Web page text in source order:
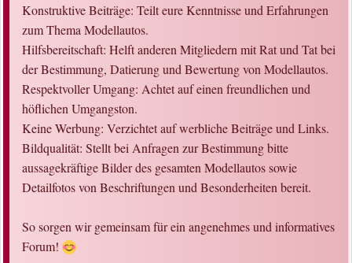
Konstruktive Beiträge: Teilt eure Kenntnisse und Erfahrungen
zum Thema Modellautos.
Hilfsbereitschaft: Helft anderen Mitgliedern mit Rat und Tat bei
der Bestimmung, Datierung und Bewertung von Modellautos.
Respektvoller Umgang: Achtet auf einen freundlichen und
höflichen Umgangston.
Keine Werbung: Verzichtet auf werbliche Beiträge und Links.
Bildqualität: Stellt bei Anfragen zur Bestimmung bitte
aussagekräftige Bilder des gesamten Modellautos sowie
Detailfotos von Beschriftungen und Besonderheiten bereit.
So sorgen wir gemeinsam für ein angenehmes und informatives
Forum!